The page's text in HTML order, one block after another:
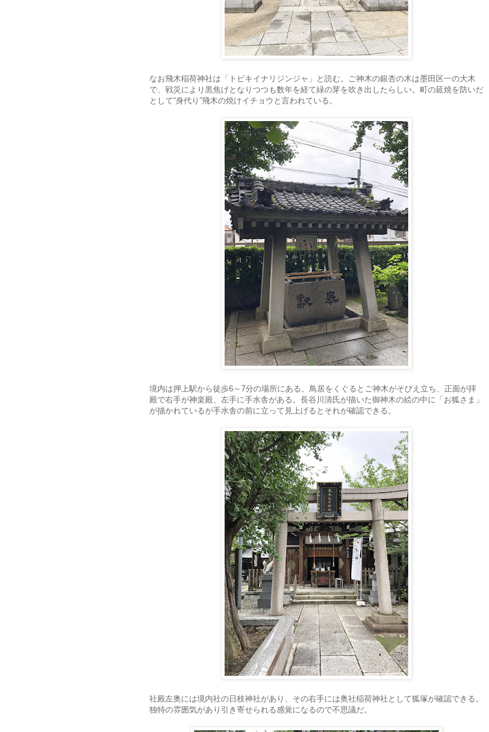
なお飛木稲荷神社は「トビキイナリジンジャ」と読む。ご神木の銀杏の木は墨田区一の大木
で、戦災により黒焦げとなりつつも数年を経て緑の芽を吹き出したらしい。町の延焼を防いだ
として“身代り”飛木の焼けイチョウと言われている。
境内は押上駅から徒歩6～7分の場所にある。鳥居をくぐるとご神木がそびえ立ち、正面が拝
殿で右手が神楽殿、左手に手水舎がある。長谷川清氏が描いた御神木の絵の中に「お狐さま」
が描かれているが手水舎の前に立って見上げるとそれが確認できる。
社殿左奥には境内社の日枝神社があり、その右手には奥社稲荷神社として狐塚が確認できる。
独特の雰囲気があり引き寄せられる感覚になるので不思議だ。